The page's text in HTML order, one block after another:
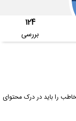
124
بررسی
را باید در درک محتوای